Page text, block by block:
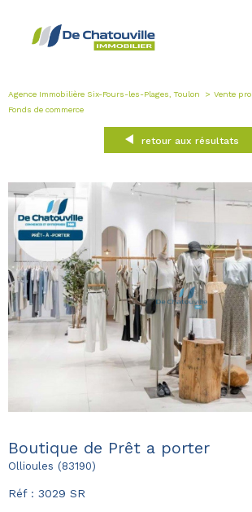
Agence Immobilière Six-Fours-les-Plages, Toulon Vente pro
Fonds de commerce
retour aux résultats
Boutique de Prêt a porter
Ollioules (83190)
Réf : 3029 SR